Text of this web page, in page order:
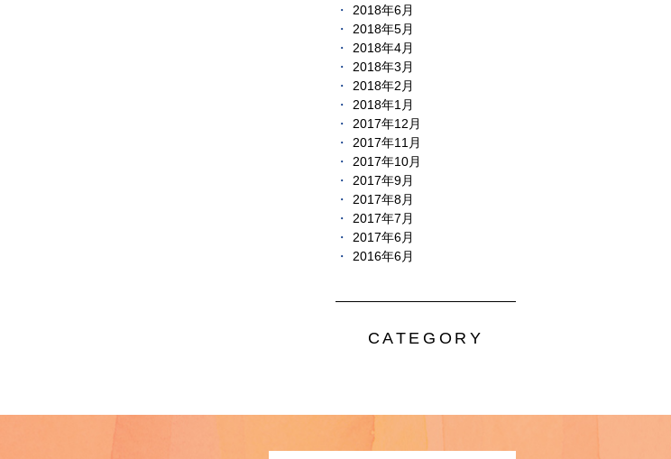
2018年6月
2018年5月
2018年4月
2018年3月
2018年2月
2018年1月
2017年12月
2017年11月
2017年10月
2017年9月
2017年8月
2017年7月
2017年6月
2016年6月
CATEGORY